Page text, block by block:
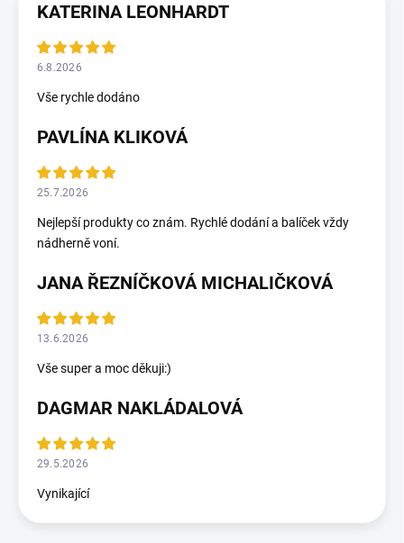
KATERINA LEONHARDT
6.8.2026
Vše rychle dodáno
PAVLÍNA KLIKOVÁ
25.7.2026
Nejlepší produkty co znám. Rychlé dodání a balíček vždy
nádherně voní.
JANA ŘEZNÍČKOVÁ MICHALIČKOVÁ
13.6.2026
Vše super a moc děkuji:)
DAGMAR NAKLÁDALOVÁ
29.5.2026
Vynikající